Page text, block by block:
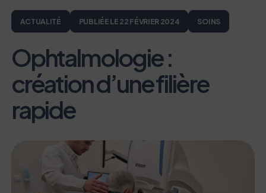
ACTUALITÉ PUBLIÉE LE 22 FÉVRIER 2024 SOINS
Ophtalmologie :
création d’une filière
rapide